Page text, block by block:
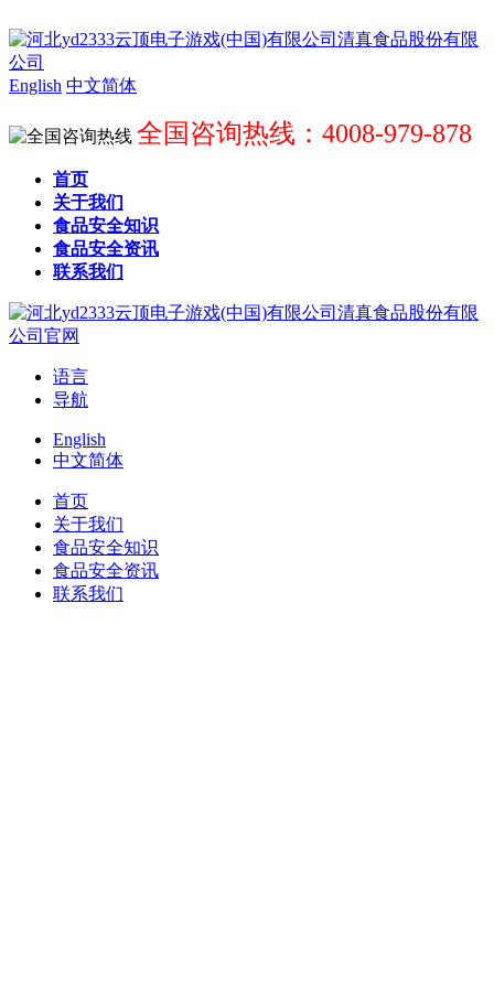
English 中文简体
全国咨询热线：4008-979-878
首页
关于我们
食品安全知识
食品安全资讯
联系我们
语言
导航
English
中文简体
首页
关于我们
食品安全知识
食品安全资讯
联系我们